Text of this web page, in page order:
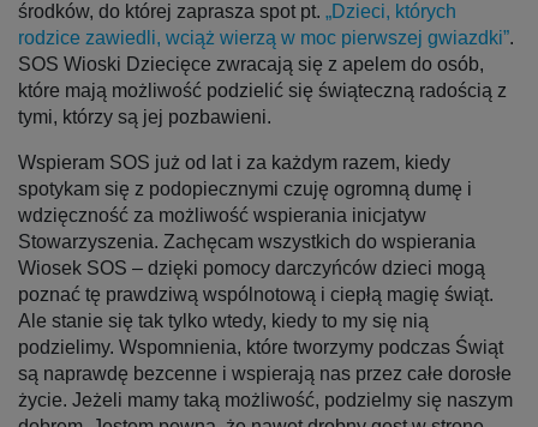
środków, do której zaprasza spot pt. „Dzieci, których
rodzice zawiedli, wciąż wierzą w moc pierwszej gwiazdki”.
SOS Wioski Dziecięce zwracają się z apelem do osób,
które mają możliwość podzielić się świąteczną radością z
tymi, którzy są jej pozbawieni.
Wspieram SOS już od lat i za każdym razem, kiedy
spotykam się z podopiecznymi czuję ogromną dumę i
wdzięczność za możliwość wspierania inicjatyw
Stowarzyszenia. Zachęcam wszystkich do wspierania
Wiosek SOS – dzięki pomocy darczyńców dzieci mogą
poznać tę prawdziwą wspólnotową i ciepłą magię świąt.
Ale stanie się tak tylko wtedy, kiedy to my się nią
podzielimy. Wspomnienia, które tworzymy podczas Świąt
są naprawdę bezcenne i wspierają nas przez całe dorosłe
życie. Jeżeli mamy taką możliwość, podzielmy się naszym